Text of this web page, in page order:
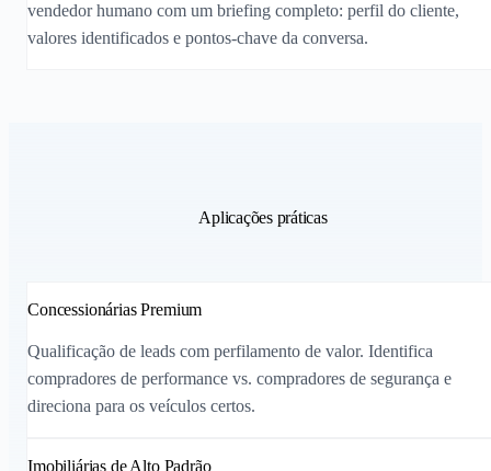
vendedor humano com um briefing completo: perfil do cliente,
valores identificados e pontos-chave da conversa.
Aplicações práticas
Concessionárias Premium
Qualificação de leads com perfilamento de valor. Identifica
compradores de performance vs. compradores de segurança e
direciona para os veículos certos.
Imobiliárias de Alto Padrão